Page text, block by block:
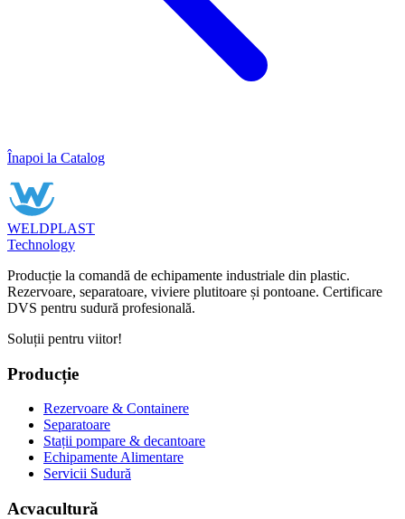
Înapoi la Catalog
WELDPLAST
Technology
Producție la comandă de echipamente industriale din plastic.
Rezervoare, separatoare, viviere plutitoare și pontoane. Certificare
DVS pentru sudură profesională.
Soluții pentru viitor!
Producție
Rezervoare & Containere
Separatoare
Stații pompare & decantoare
Echipamente Alimentare
Servicii Sudură
Acvacultură